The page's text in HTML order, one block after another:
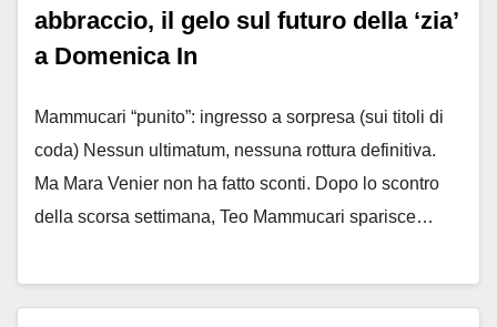
abbraccio, il gelo sul futuro della ‘zia’
a Domenica In
Mammucari “punito”: ingresso a sorpresa (sui titoli di
coda) Nessun ultimatum, nessuna rottura definitiva.
Ma Mara Venier non ha fatto sconti. Dopo lo scontro
della scorsa settimana, Teo Mammucari sparisce…